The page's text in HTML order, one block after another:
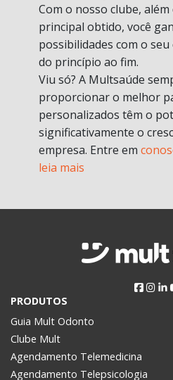
Com o nosso clube,
principal obtido, você
possibilidades com o
do princípio ao fim.
Viu só? A Multsaúde
proporcionar o melhor
personalizados têm o
significativamente o
empresa. Entre em
leia mais
PRODUTOS
Guia Mult Odonto
Clube Mult
Agendamento Telemedicina
Agendamento Telepsicologia